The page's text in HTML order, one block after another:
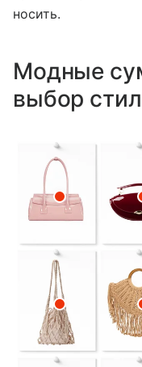
носить.
Модные
выбор